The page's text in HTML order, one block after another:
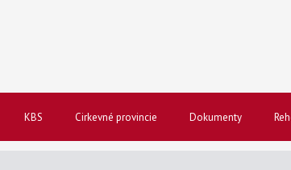
KBS Cirkevné provincie Dokumenty